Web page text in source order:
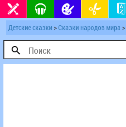
Детские сказки >Сказки народов мира >